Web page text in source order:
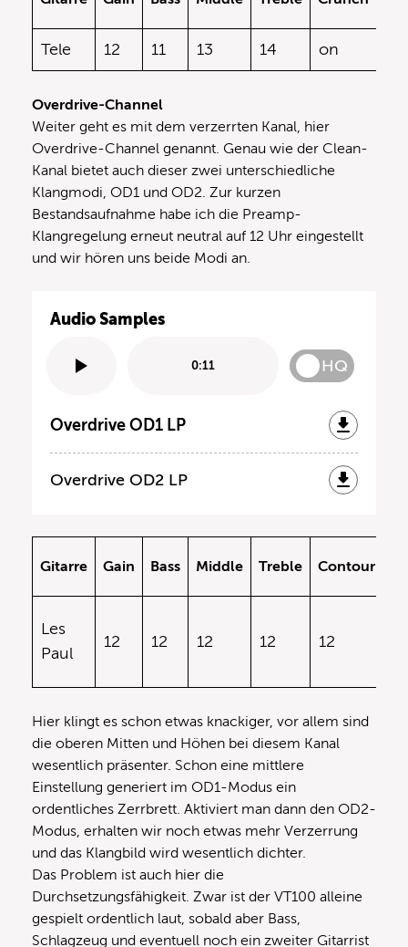
Tele 12 11 13 14 on
Overdrive-Channel
Weiter geht es mit dem verzerrten Kanal, hier
Overdrive-Channel genannt. Genau wie der Clean-
Kanal bietet auch dieser zwei unterschiedliche
Klangmodi, OD1 und OD2. Zur kurzen
Bestandsaufnahme habe ich die Preamp-
Klangregelung erneut neutral auf 12 Uhr eingestellt
und wir hören uns beide Modi an.
Audio Samples
0:11 HQ
Overdrive OD1 LP
Overdrive OD2 LP
Gitarre Gain Bass Middle Treble Contour
Les
Paul
12 12 12 12 12
Hier klingt es schon etwas knackiger, vor allem sind
die oberen Mitten und Höhen bei diesem Kanal
wesentlich präsenter. Schon eine mittlere
Einstellung generiert im OD1-Modus ein
ordentliches Zerrbrett. Aktiviert man dann den OD2-
Modus, erhalten wir noch etwas mehr Verzerrung
und das Klangbild wird wesentlich dichter.
Das Problem ist auch hier die
Durchsetzungsfähigkeit. Zwar ist der VT100 alleine
gespielt ordentlich laut, sobald aber Bass,
Schlagzeug und eventuell noch ein zweiter Gitarrist